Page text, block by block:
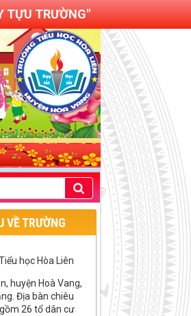
TỰU TRƯỜNG"
VỀ TRƯỜNG
học Hòa Liên
huyện Hoà Vang,
Địa bàn chiêu
26 tổ dân cư